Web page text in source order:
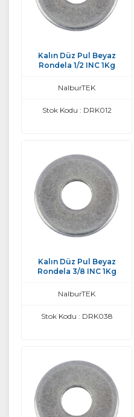
Kalın Düz Pul Beyaz
Rondela 1/2 INC 1Kg
NalburTEK
Stok Kodu : DRK012
Kalın Düz Pul Beyaz
Rondela 3/8 INC 1Kg
NalburTEK
Stok Kodu : DRK038